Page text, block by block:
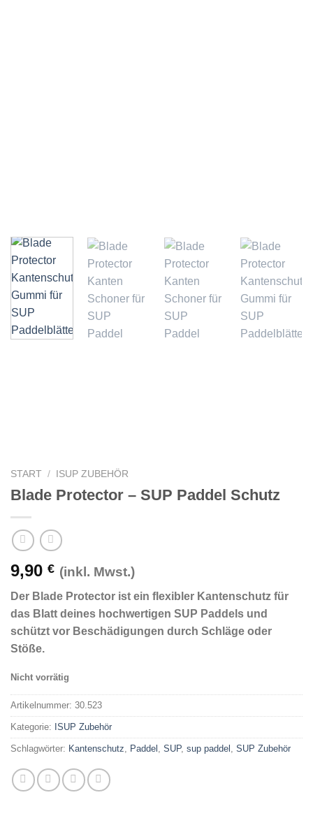
START / ISUP ZUBEHÖR
Blade Protector – SUP Paddel Schutz
9,90 € (inkl. Mwst.)
Der Blade Protector ist ein flexibler Kantenschutz für
das Blatt deines hochwertigen SUP Paddels und
schützt vor Beschädigungen durch Schläge oder
Stöße.
Nicht vorrätig
Artikelnummer: 30.523
Kategorie: ISUP Zubehör
Schlagwörter: Kantenschutz, Paddel , SUP, sup paddel , SUP Zubehör